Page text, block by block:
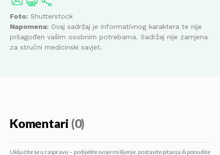
Foto: Shutterstock
Napomena: Ovaj sadržaj je informativnog karaktera te nije
prilagođen vašim osobnim potrebama. Sadržaj nije zamjena
za stručni medicinski savjet.
Komentari (0)
Uključite se u raspravu – podijelite svoje mišljenje, postavite pitanja ili ponudite